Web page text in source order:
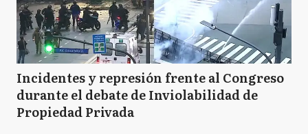
Incidentes y represión frente al Congreso
durante el debate de Inviolabilidad de
Propiedad Privada